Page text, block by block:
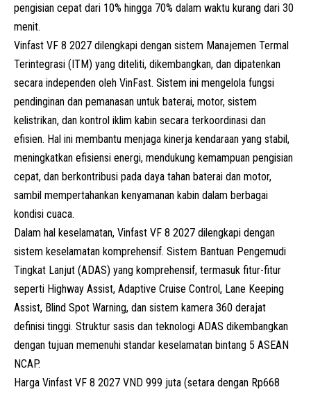
pengisian cepat dari 10% hingga 70% dalam waktu kurang dari 30
menit.
Vinfast VF 8 2027 dilengkapi dengan sistem Manajemen Termal
Terintegrasi (ITM) yang diteliti, dikembangkan, dan dipatenkan
secara independen oleh VinFast. Sistem ini mengelola fungsi
pendinginan dan pemanasan untuk baterai, motor, sistem
kelistrikan, dan kontrol iklim kabin secara terkoordinasi dan
efisien. Hal ini membantu menjaga kinerja kendaraan yang stabil,
meningkatkan efisiensi energi, mendukung kemampuan pengisian
cepat, dan berkontribusi pada daya tahan baterai dan motor,
sambil mempertahankan kenyamanan kabin dalam berbagai
kondisi cuaca.
Dalam hal keselamatan, Vinfast VF 8 2027 dilengkapi dengan
sistem keselamatan komprehensif. Sistem Bantuan Pengemudi
Tingkat Lanjut (ADAS) yang komprehensif, termasuk fitur-fitur
seperti Highway Assist, Adaptive Cruise Control, Lane Keeping
Assist, Blind Spot Warning, dan sistem kamera 360 derajat
definisi tinggi. Struktur sasis dan teknologi ADAS dikembangkan
dengan tujuan memenuhi standar keselamatan bintang 5 ASEAN
NCAP.
Harga Vinfast VF 8 2027 VND 999 juta (setara dengan Rp668